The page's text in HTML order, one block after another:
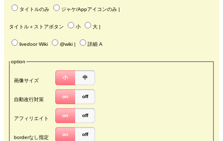
タイトルのみ ジャケ/Appアイコンのみ
タイトル＋ストアボタン 小 大
livedoor Wiki @wiki 詳細 A
option
画像サイズ
小 中
自動改行対策
on off
アフィリエイト
on off
borderなし指定
on off